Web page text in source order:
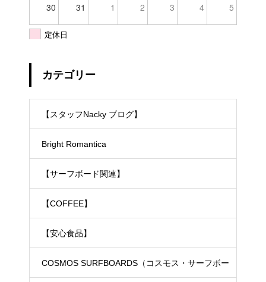
30 31 1 2 3 4 5
定休日
カテゴリー
【スタッフNacky ブログ】
Bright Romantica
【サーフボード関連】
【COFFEE】
【安心食品】
COSMOS SURFBOARDS（コスモス・サーフボー